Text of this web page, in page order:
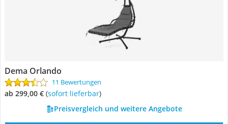
Dema Orlando
11 Bewertungen
ab 299,00 € ( Sofort lieferbar)
Preisvergleich und weitere Angebote